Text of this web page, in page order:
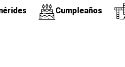
Cumpleaños